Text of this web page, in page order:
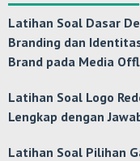
Latihan Soal Dasar
Branding dan
Brand pada Media
Latihan Soal Logo
Lengkap dengan
Latihan Soal Pilihan